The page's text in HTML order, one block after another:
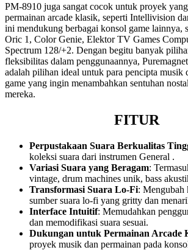
PM-8910 juga sangat cocok untuk proyek
permainan arcade klasik, seperti Intellivision
ini mendukung berbagai konsol game lainnya,
Oric 1, Color Genie, Elektor TV Games
Spectrum 128/+2. Dengan begitu banyak
fleksibilitas dalam penggunaannya,
adalah pilihan ideal untuk para pencipta musik
game yang ingin menambahkan sentuhan
mereka.
FITUR
Perpustakaan Suara Berkualitas
koleksi suara dari instrumen General .
Variasi Suara yang Beragam:
vintage, drum machines unik, bass
Transformasi Suara Lo-Fi: Mengubah
sumber suara lo-fi yang gritty dan
Interface Intuitif: Memudahkan
dan memodifikasi suara sesuai.
Dukungan untuk Permainan Arcade
proyek musik dan permainan pada